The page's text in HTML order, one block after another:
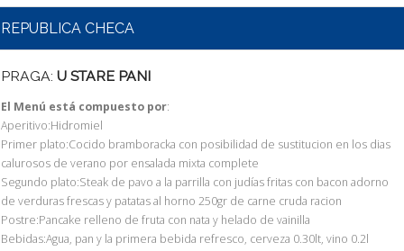
REPUBLICA CHECA
PRAGA: U STARE PANI
El Menú está compuesto por:
Aperitivo:Hidromiel
Primer plato:Cocido bramboracka con posibilidad de sustitucion en los dias
calurosos de verano por ensalada mixta complete
Segundo plato:Steak de pavo a la parrilla con judías fritas con bacon adorno
de verduras frescas y patatas al horno 250gr de carne cruda racion
Postre:Pancake relleno de fruta con nata y helado de vainilla
Bebidas:Agua, pan y la primera bebida refresco, cerveza 0.30lt, vino 0.2l